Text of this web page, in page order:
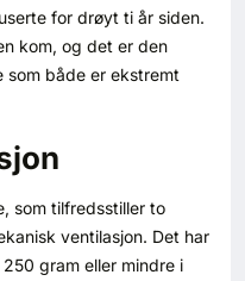
for drøyt ti år siden.
kom, og det er den
både er ekstremt
som tilfredsstiller to
ventilasjon. Det har
gram eller mindre i